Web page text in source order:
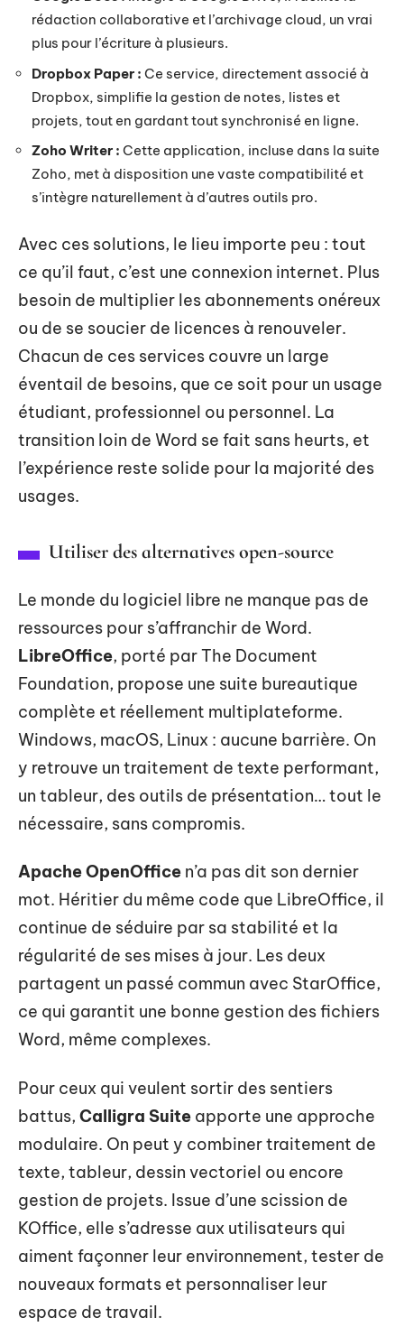
rédaction collaborative et l’archivage cloud, un vrai
plus pour l’écriture à plusieurs.
Dropbox Paper : Ce service, directement associé à
Dropbox, simplifie la gestion de notes, listes et
projets, tout en gardant tout synchronisé en ligne.
Zoho Writer : Cette application, incluse dans la suite
Zoho, met à disposition une vaste compatibilité et
s’intègre naturellement à d’autres outils pro.
Avec ces solutions, le lieu importe peu : tout
ce qu’il faut, c’est une connexion internet. Plus
besoin de multiplier les abonnements onéreux
ou de se soucier de licences à renouveler.
Chacun de ces services couvre un large
éventail de besoins, que ce soit pour un usage
étudiant, professionnel ou personnel. La
transition loin de Word se fait sans heurts, et
l’expérience reste solide pour la majorité des
usages.
Utiliser des alternatives open-source
Le monde du logiciel libre ne manque pas de
ressources pour s’affranchir de Word.
LibreOffice, porté par The Document
Foundation, propose une suite bureautique
complète et réellement multiplateforme.
Windows, macOS, Linux : aucune barrière. On
y retrouve un traitement de texte performant,
un tableur, des outils de présentation… tout le
nécessaire, sans compromis.
Apache OpenOffice n’a pas dit son dernier
mot. Héritier du même code que LibreOffice, il
continue de séduire par sa stabilité et la
régularité de ses mises à jour. Les deux
partagent un passé commun avec StarOffice,
ce qui garantit une bonne gestion des fichiers
Word, même complexes.
Pour ceux qui veulent sortir des sentiers
battus, Calligra Suite apporte une approche
modulaire. On peut y combiner traitement de
texte, tableur, dessin vectoriel ou encore
gestion de projets. Issue d’une scission de
KOffice, elle s’adresse aux utilisateurs qui
aiment façonner leur environnement, tester de
nouveaux formats et personnaliser leur
espace de travail.